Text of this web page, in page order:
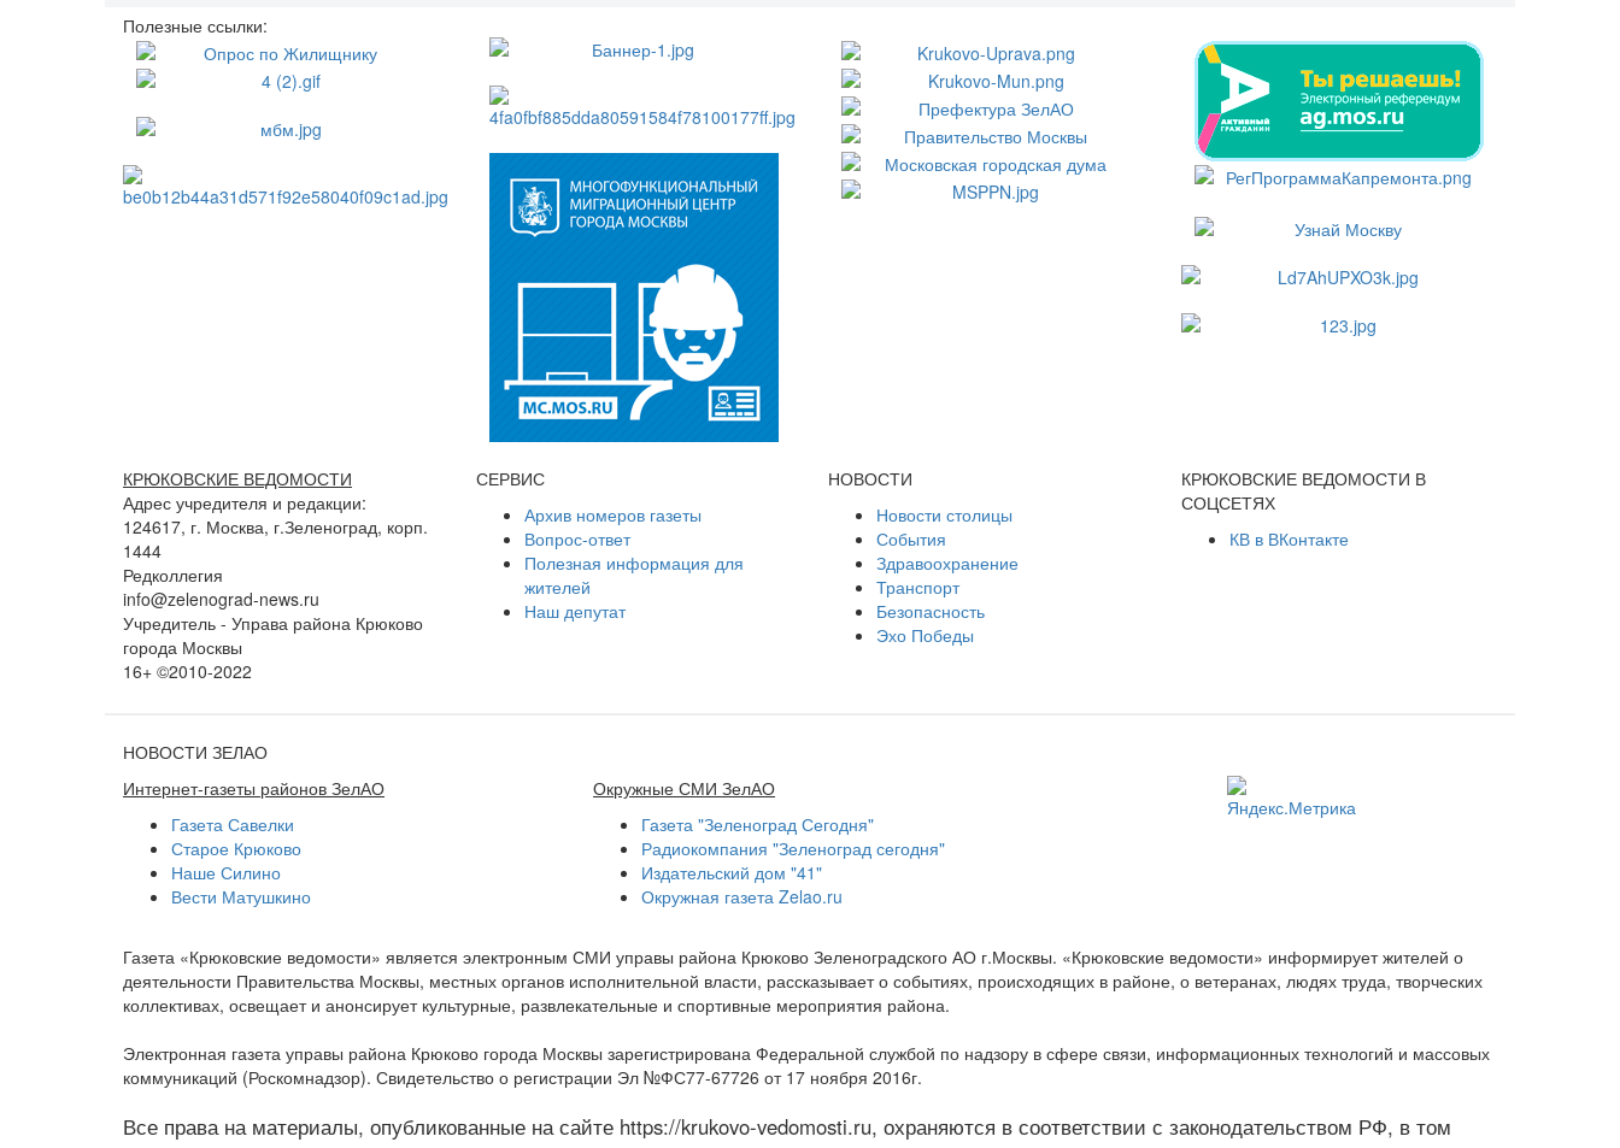
Полезные ссылки:
КРЮКОВСКИЕ ВЕДОМОСТИ
Адрес учредителя и редакции:
124617, г. Москва, г.Зеленоград, корп.
1444
Редколлегия
info@zelenograd-news.ru
Учредитель - Управа района Крюково
города Москвы
16+ ©2010-2022
СЕРВИС
Архив номеров газеты
Вопрос-ответ
Полезная информация для
жителей
Наш депутат
НОВОСТИ
Новости столицы
События
Здравоохранение
Транспорт
Безопасность
Эхо Победы
КРЮКОВСКИЕ ВЕДОМОСТИ В
СОЦСЕТЯХ
КВ в ВКонтакте
НОВОСТИ ЗЕЛАО
Интернет-газеты районов ЗелАО
Газета Савелки
Старое Крюково
Наше Силино
Вести Матушкино
Окружные СМИ ЗелАО
Газета "Зеленоград Сегодня"
Радиокомпания "Зеленоград сегодня"
Издательский дом "41"
Окружная газета Zelao.ru
Газета «Крюковские ведомости» является электронным СМИ управы района Крюково Зеленоградского АО г.Москвы. «Крюковские ведомости» информирует жителей о
деятельности Правительства Москвы, местных органов исполнительной власти, рассказывает о событиях, происходящих в районе, о ветеранах, людях труда, творческих
коллективах, освещает и анонсирует культурные, развлекательные и спортивные мероприятия района.
Электронная газета управы района Крюково города Москвы зарегистрирована Федеральной службой по надзору в сфере связи, информационных технологий и массовых
коммуникаций (Роскомнадзор). Свидетельство о регистрации Эл №ФС77-67726 от 17 ноября 2016г.
Все права на материалы, опубликованные на сайте https://krukovo-vedomosti.ru, охраняются в соответствии с законодательством РФ, в том